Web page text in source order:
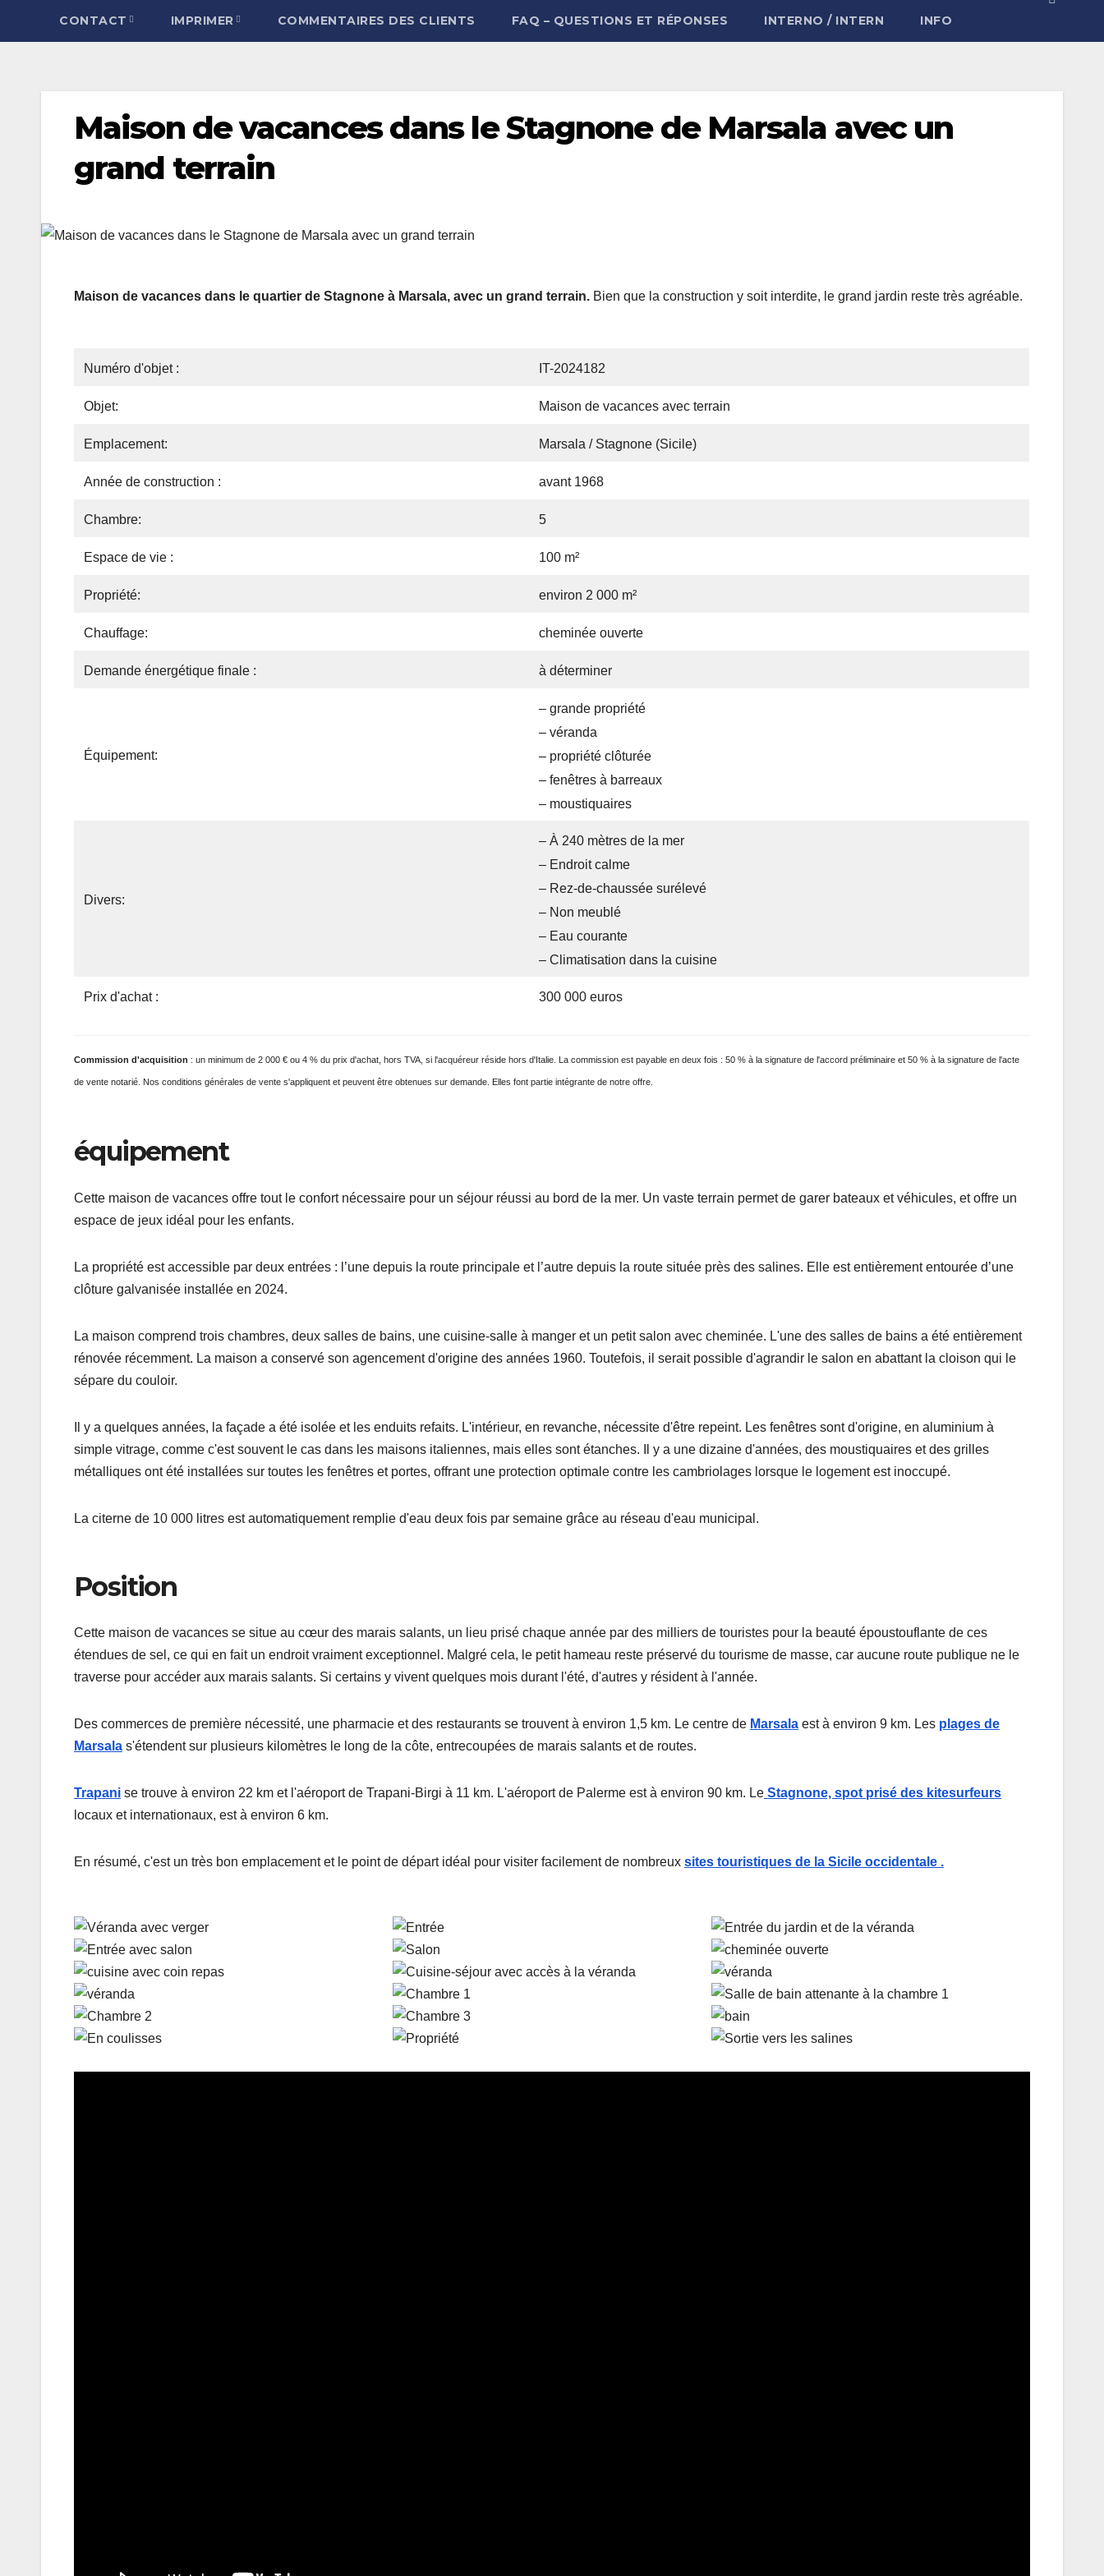
CONTACT IMPRIMER COMMENTAIRES DES CLIENTS FAQ – QUESTIONS ET RÉPONSES INTERNO / INTERN INFO
Maison de vacances dans le Stagnone de Marsala avec un
grand terrain
Maison de vacances dans le quartier de Stagnone à Marsala, avec un grand terrain. Bien que la construction y soit interdite, le grand jardin reste très agréable.
Numéro d'objet : IT-2024182
Objet: Maison de vacances avec terrain
Emplacement: Marsala / Stagnone (Sicile)
Année de construction : avant 1968
Chambre: 5
Espace de vie : 100 m²
Propriété: environ 2 000 m²
Chauffage: cheminée ouverte
Demande énergétique finale : à déterminer
Équipement:
– grande propriété
– véranda
– propriété clôturée
– fenêtres à barreaux
– moustiquaires
Divers:
– À 240 mètres de la mer
– Endroit calme
– Rez-de-chaussée surélevé
– Non meublé
– Eau courante
– Climatisation dans la cuisine
Prix ​​d'achat : 300 000 euros
Commission d'acquisition : un minimum de 2 000 € ou 4 % du prix d'achat, hors TVA, si l'acquéreur réside hors d'Italie. La commission est payable en deux fois : 50 % à la signature de l'accord préliminaire et 50 % à la signature de l'acte
de vente notarié. Nos conditions générales de vente s'appliquent et peuvent être obtenues sur demande. Elles font partie intégrante de notre offre.
équipement
Cette maison de vacances offre tout le confort nécessaire pour un séjour réussi au bord de la mer. Un vaste terrain permet de garer bateaux et véhicules, et offre un
espace de jeux idéal pour les enfants.
La propriété est accessible par deux entrées : l’une depuis la route principale et l’autre depuis la route située près des salines. Elle est entièrement entourée d’une
clôture galvanisée installée en 2024.
La maison comprend trois chambres, deux salles de bains, une cuisine-salle à manger et un petit salon avec cheminée. L'une des salles de bains a été entièrement
rénovée récemment. La maison a conservé son agencement d'origine des années 1960. Toutefois, il serait possible d'agrandir le salon en abattant la cloison qui le
sépare du couloir.
Il y a quelques années, la façade a été isolée et les enduits refaits. L'intérieur, en revanche, nécessite d'être repeint. Les fenêtres sont d'origine, en aluminium à
simple vitrage, comme c'est souvent le cas dans les maisons italiennes, mais elles sont étanches. Il y a une dizaine d'années, des moustiquaires et des grilles
métalliques ont été installées sur toutes les fenêtres et portes, offrant une protection optimale contre les cambriolages lorsque le logement est inoccupé.
La citerne de 10 000 litres est automatiquement remplie d'eau deux fois par semaine grâce au réseau d'eau municipal.
Position
Cette maison de vacances se situe au cœur des marais salants, un lieu prisé chaque année par des milliers de touristes pour la beauté époustouflante de ces
étendues de sel, ce qui en fait un endroit vraiment exceptionnel. Malgré cela, le petit hameau reste préservé du tourisme de masse, car aucune route publique ne le
traverse pour accéder aux marais salants. Si certains y vivent quelques mois durant l'été, d'autres y résident à l'année.
Des commerces de première nécessité, une pharmacie et des restaurants se trouvent à environ 1,5 km. Le centre de Marsala est à environ 9 km. Les plages de
Marsala s'étendent sur plusieurs kilomètres le long de la côte, entrecoupées de marais salants et de routes.
Trapani se trouve à environ 22 km et l'aéroport de Trapani-Birgi à 11 km. L'aéroport de Palerme est à environ 90 km. Le Stagnone, spot prisé des kitesurfeurs
locaux et internationaux, est à environ 6 km.
En résumé, c'est un très bon emplacement et le point de départ idéal pour visiter facilement de nombreux sites touristiques de la Sicile occidentale .